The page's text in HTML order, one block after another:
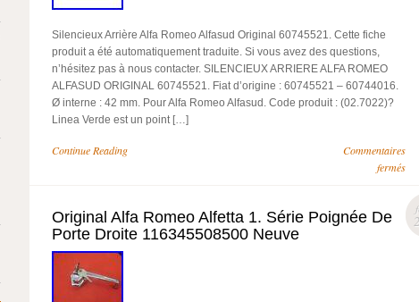
Silencieux Arrière Alfa Romeo Alfasud Original 60745521. Cette fiche
produit a été automatiquement traduite. Si vous avez des questions,
n’hésitez pas à nous contacter. SILENCIEUX ARRIERE ALFA ROMEO
ALFASUD ORIGINAL 60745521. Fiat d’origine : 60745521 – 60744016.
Ø interne : 42 mm. Pour Alfa Romeo Alfasud. Code produit : (02.7022)?
Linea Verde est un point […]
Continue Reading
Commentaires
fermés
Original Alfa Romeo Alfetta 1. Série Poignée De
Porte Droite 116345508500 Neuve